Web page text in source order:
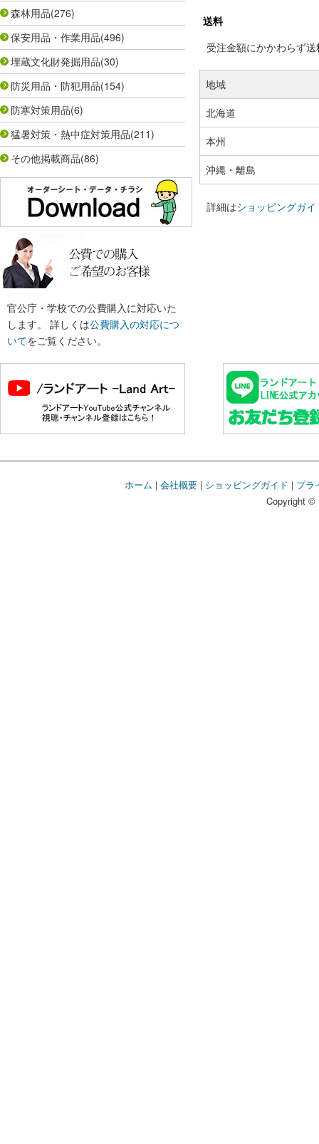
森林用品(276)
保安用品・作業用品(496)
埋蔵文化財発掘用品(30)
防災用品・防犯用品(154)
防寒対策用品(6)
猛暑対策・熱中症対策用品(211)
その他掲載商品(86)
官公庁・学校での公費購入に対応いた
します。 詳しくは公費購入の対応につ
いてをご覧ください。
送料
受注金額にかかわらず
地域
北海道
本州
沖縄・離島
詳細はショッピングガイ
ホーム | 会社概要| ショッピングガイド | プラ
Copyright ©